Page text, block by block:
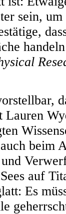
sein, um
Lauren
beim
und
auf
Es